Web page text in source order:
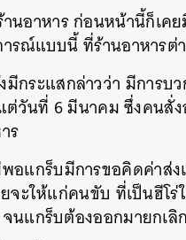
นอาหาร ก่อนหน้านี้ก็เค
รณ์แบบนี้ ที่ร้านอาหาร
กระแสกล่าวว่า มีการบ
วันที่ 6 มีนาคม ซึ่งคนสั่ง
ร
อแกร็บมีการขอคิดค่าส่ง
จะให้แก่คนขับ ที่เป็นฮีโ
นแกร็บต้องออกมายกเลิ
ค้นหา
SHARE